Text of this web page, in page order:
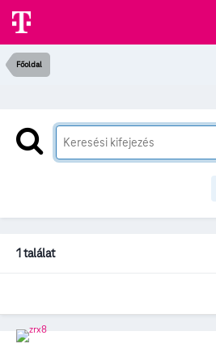
Főoldal
1 találat